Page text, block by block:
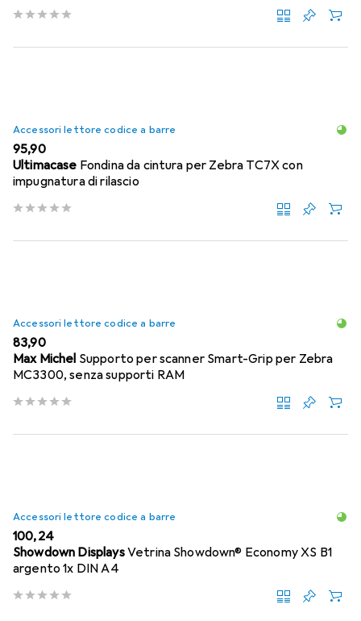
Accessori lettore codice a barre
EUR
95,90
Ultimacase Fondina da cintura per Zebra TC7X con
impugnatura di rilascio
Accessori lettore codice a barre
EUR
83,90
Max Michel Supporto per scanner Smart-Grip per Zebra
MC3300, senza supporti RAM
Accessori lettore codice a barre
EUR
100,24
Showdown DisplaysVetrina Showdown® Economy XS B1
argento 1x DIN A4